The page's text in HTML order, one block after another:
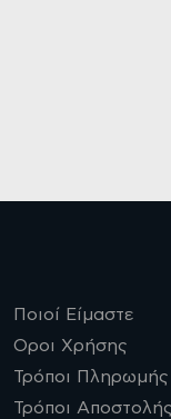
Ποιοί Είμαστε
Οροι Χρήσης
Τρόποι Πληρωμής
Τρόποι Αποστολής